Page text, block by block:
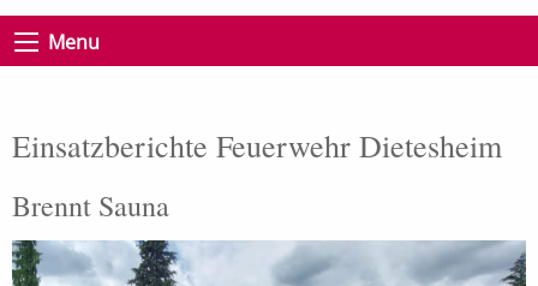
Menu
Einsatzberichte Feuerwehr Dietesheim
Brennt Sauna